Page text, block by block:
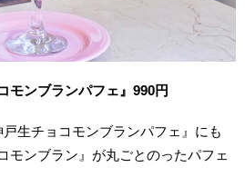
モンブランパフェ』990円
生チョコモンブランパフェ』にも
モンブラン』が丸ごとのったパフェ